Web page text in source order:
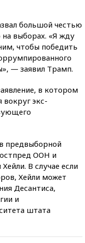
большой честью
выборах. «Я жду
чтобы победить
— заявил Трамп.
в котором
вокруг экс-
предвыборной
ООН и
В случае если
Хейли может
Десантиса,
и
штата